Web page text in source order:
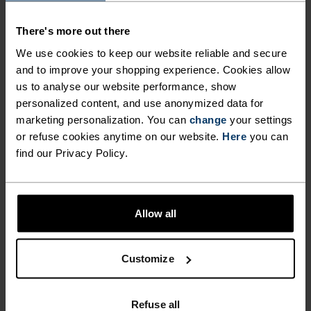
There's more out there
We use cookies to keep our website reliable and secure
and to improve your shopping experience. Cookies allow
us to analyse our website performance, show
personalized content, and use anonymized data for
marketing personalization. You can change your settings
or refuse cookies anytime on our website. Here you can
find our Privacy Policy.
Allow all
Customize
Refuse all
%
Essential 365 4 Inch
Løpeshorts
699,00 kr
Zeroweight 3 Inch 2-In-1
Løpeshorts
594,30 kr849,00 kr
%
Løpestrømpebukse
Sommersalg
Løpestrømpebukse
% %
Løpeshorts